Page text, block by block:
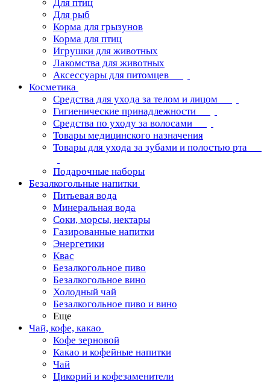
Для птиц
Для рыб
Корма для грызунов
Корма для птиц
Игрушки для животных
Лакомства для животных
Аксессуары для питомцев
Косметика
Средства для ухода за телом и лицом
Гигиенические принадлежности
Средства по уходу за волосами
Товары медицинского назначения
Товары для ухода за зубами и полостью рта
Подарочные наборы
Безалкогольные напитки
Питьевая вода
Минеральная вода
Соки, морсы, нектары
Газированные напитки
Энергетики
Квас
Безалкогольное пиво
Безалкогольное вино
Холодный чай
Безалкогольное пиво и вино
Еще
Чай, кофе, какао
Кофе зерновой
Какао и кофейные напитки
Чай
Цикорий и кофезаменители